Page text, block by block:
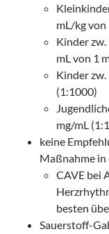
mL/kg von
Kinder zw.
mL von 1
Kinder zw.
(1:1000)
mg/mL
keine
Maßnahme in
CAVE bei
besten
Sauerstoff-